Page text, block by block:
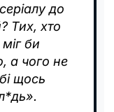
до
Тих, хто
би
а чого не
щось